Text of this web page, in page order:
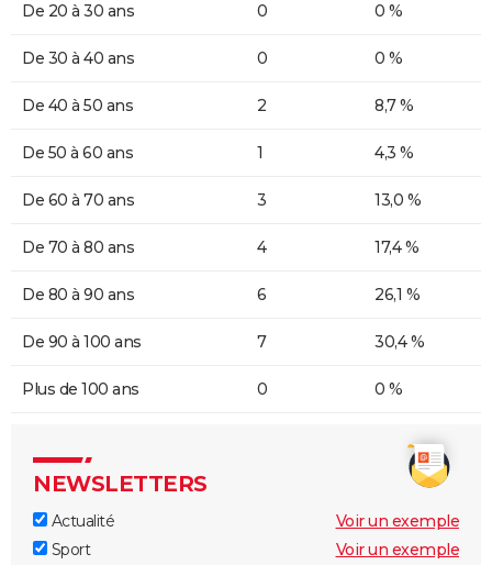
De 20 à 30 ans 0 0 %
De 30 à 40 ans 0 0 %
De 40 à 50 ans 2 8,7 %
De 50 à 60 ans 1 4,3 %
De 60 à 70 ans 3 13,0 %
De 70 à 80 ans 4 17,4 %
De 80 à 90 ans 6 26,1 %
De 90 à 100 ans 7 30,4 %
Plus de 100 ans 0 0 %
NEWSLETTERS
Actualité
Voir un exemple
Sport
Voir un exemple